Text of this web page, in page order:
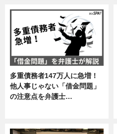
多重債務者147万人に急増！
他人事じゃない「借金問題」
の注意点を弁護士…